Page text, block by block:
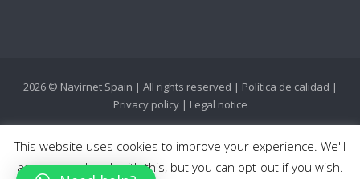
2026 © Navirnet Spain | All rights reserved | Política de calidad |
Privacy policy| Legal notice
This website uses cookies to improve your experience. We'll
assume you're ok with this, but you can opt-out if you wish.